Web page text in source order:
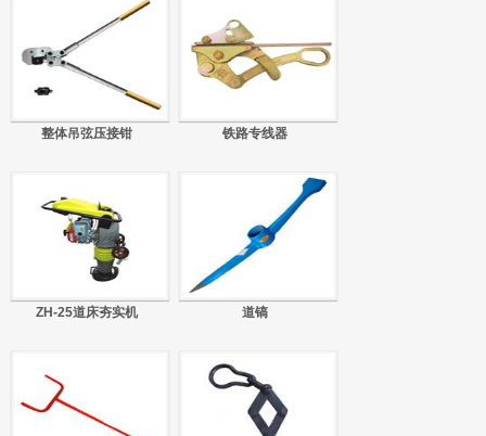
整体吊弦压接钳 铁路专线器
ZH-25道床夯实机 道镐